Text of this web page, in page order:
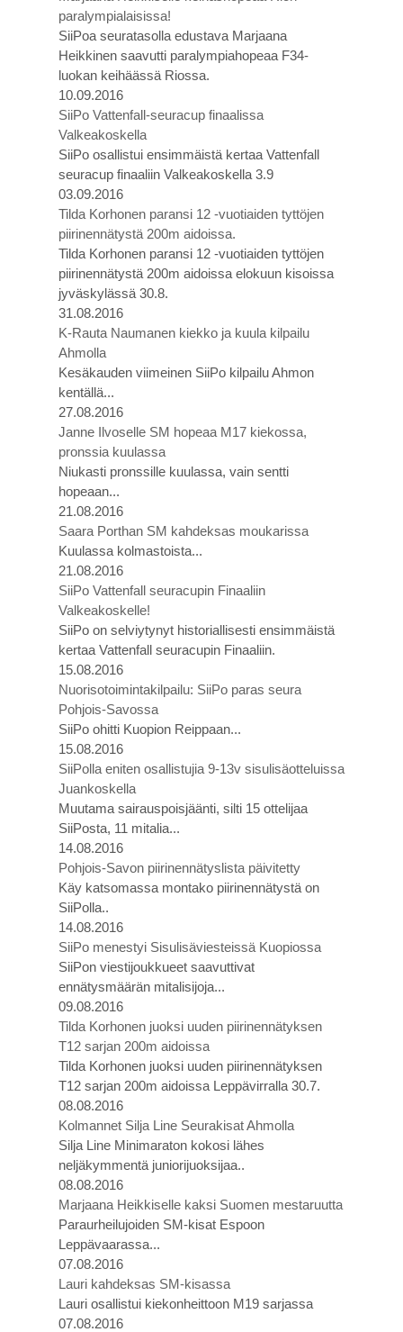
paralympialaisissa!
SiiPoa seuratasolla edustava Marjaana
Heikkinen saavutti paralympiahopeaa F34-
luokan keihäässä Riossa.
10.09.2016
SiiPo Vattenfall-seuracup finaalissa
Valkeakoskella
SiiPo osallistui ensimmäistä kertaa Vattenfall
seuracup finaaliin Valkeakoskella 3.9
03.09.2016
Tilda Korhonen paransi 12 -vuotiaiden tyttöjen
piirinennätystä 200m aidoissa.
Tilda Korhonen paransi 12 -vuotiaiden tyttöjen
piirinennätystä 200m aidoissa elokuun kisoissa
jyväskylässä 30.8.
31.08.2016
K-Rauta Naumanen kiekko ja kuula kilpailu
Ahmolla
Kesäkauden viimeinen SiiPo kilpailu Ahmon
kentällä...
27.08.2016
Janne Ilvoselle SM hopeaa M17 kiekossa,
pronssia kuulassa
Niukasti pronssille kuulassa, vain sentti
hopeaan...
21.08.2016
Saara Porthan SM kahdeksas moukarissa
Kuulassa kolmastoista...
21.08.2016
SiiPo Vattenfall seuracupin Finaaliin
Valkeakoskelle!
SiiPo on selviytynyt historiallisesti ensimmäistä
kertaa Vattenfall seuracupin Finaaliin.
15.08.2016
Nuorisotoimintakilpailu: SiiPo paras seura
Pohjois-Savossa
SiiPo ohitti Kuopion Reippaan...
15.08.2016
SiiPolla eniten osallistujia 9-13v sisulisäotteluissa
Juankoskella
Muutama sairauspoisjäänti, silti 15 ottelijaa
SiiPosta, 11 mitalia...
14.08.2016
Pohjois-Savon piirinennätyslista päivitetty
Käy katsomassa montako piirinennätystä on
SiiPolla..
14.08.2016
SiiPo menestyi Sisulisäviesteissä Kuopiossa
SiiPon viestijoukkueet saavuttivat
ennätysmäärän mitalisijoja...
09.08.2016
Tilda Korhonen juoksi uuden piirinennätyksen
T12 sarjan 200m aidoissa
Tilda Korhonen juoksi uuden piirinennätyksen
T12 sarjan 200m aidoissa Leppävirralla 30.7.
08.08.2016
Kolmannet Silja Line Seurakisat Ahmolla
Silja Line Minimaraton kokosi lähes
neljäkymmentä juniorijuoksijaa..
08.08.2016
Marjaana Heikkiselle kaksi Suomen mestaruutta
Paraurheilujoiden SM-kisat Espoon
Leppävaarassa...
07.08.2016
Lauri kahdeksas SM-kisassa
Lauri osallistui kiekonheittoon M19 sarjassa
07.08.2016